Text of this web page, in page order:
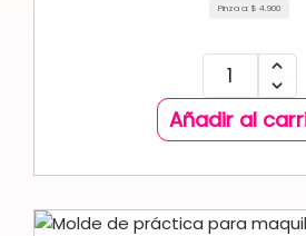
Pinza a: $ 4.900
Añadir al